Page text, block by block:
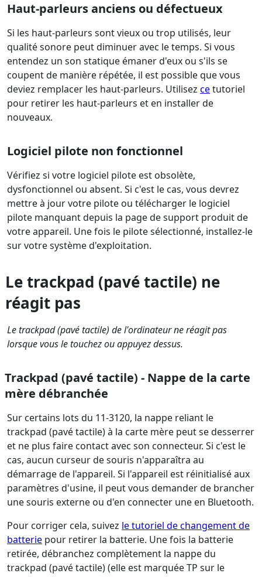
Haut-parleurs anciens ou défectueux
Si les haut-parleurs sont vieux ou trop utilisés, leur
qualité sonore peut diminuer avec le temps. Si vous
entendez un son statique émaner d'eux ou s'ils se
coupent de manière répétée, il est possible que vous
deviez remplacer les haut-parleurs. Utilisez cetutoriel
pour retirer les haut-parleurs et en installer de
nouveaux.
Logiciel pilote non fonctionnel
Vérifiez si votre logiciel pilote est obsolète,
dysfonctionnel ou absent. Si c'est le cas, vous devrez
mettre à jour votre pilote ou télécharger le logiciel
pilote manquant depuis la page de support produit de
votre appareil. Une fois le pilote sélectionné, installez-le
sur votre système d'exploitation.
Le trackpad (pavé tactile) ne
réagit pas
Le trackpad (pavé tactile) de l'ordinateur ne réagit pas
lorsque vous le touchez ou appuyez dessus.
Trackpad (pavé tactile) - Nappe de la carte
mère débranchée
Sur certains lots du 11-3120, la nappe reliant le
trackpad (pavé tactile) à la carte mère peut se desserrer
et ne plus faire contact avec son connecteur. Si c'est le
cas, aucun curseur de souris n'apparaîtra au
démarrage de l'appareil. Si l'appareil est réinitialisé aux
paramètres d'usine, il peut vous demander de brancher
une souris externe ou d'en connecter une en Bluetooth.
Pour corriger cela, suivez le tutoriel de changement de
batterie pour retirer la batterie. Une fois la batterie
retirée, débranchez complètement la nappe du
trackpad (pavé tactile) (elle est marquée TP sur le